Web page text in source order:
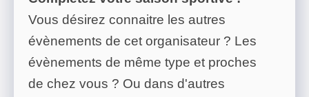
Vous désirez connaitre les autres
évènements de cet organisateur ? Les
évènements de même type et proches
de chez vous ? Ou dans d'autres